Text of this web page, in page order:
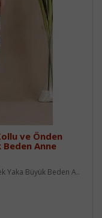
ve Önden
Beden Anne
Yaka Büyük Beden A..